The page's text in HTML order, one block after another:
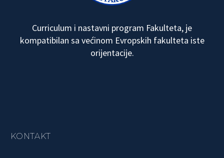
Curriculum i nastavni program Fakulteta, je
kompatibilan sa većinom Evropskih fakulteta iste
orijentacije.
KONTAKT